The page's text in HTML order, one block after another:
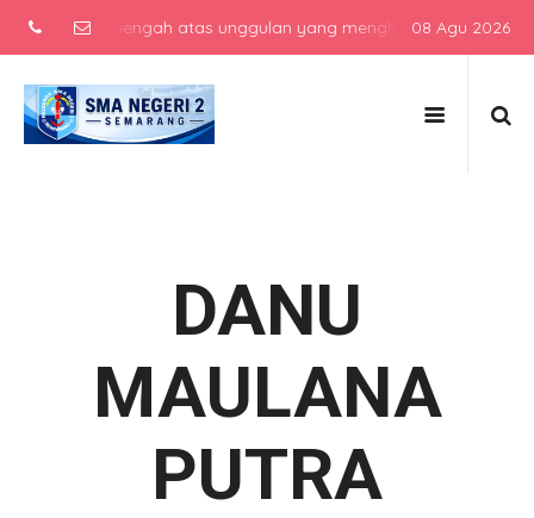
menengah atas unggulan yang menghasilkan lulusan
08 Agu 2026
DANU
MAULANA
PUTRA